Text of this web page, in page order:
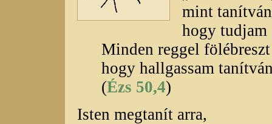
mint
hogy tudjam
Minden reggel
hogy hallgassam
(Ézs 50,4)
Isten megtanít arra,